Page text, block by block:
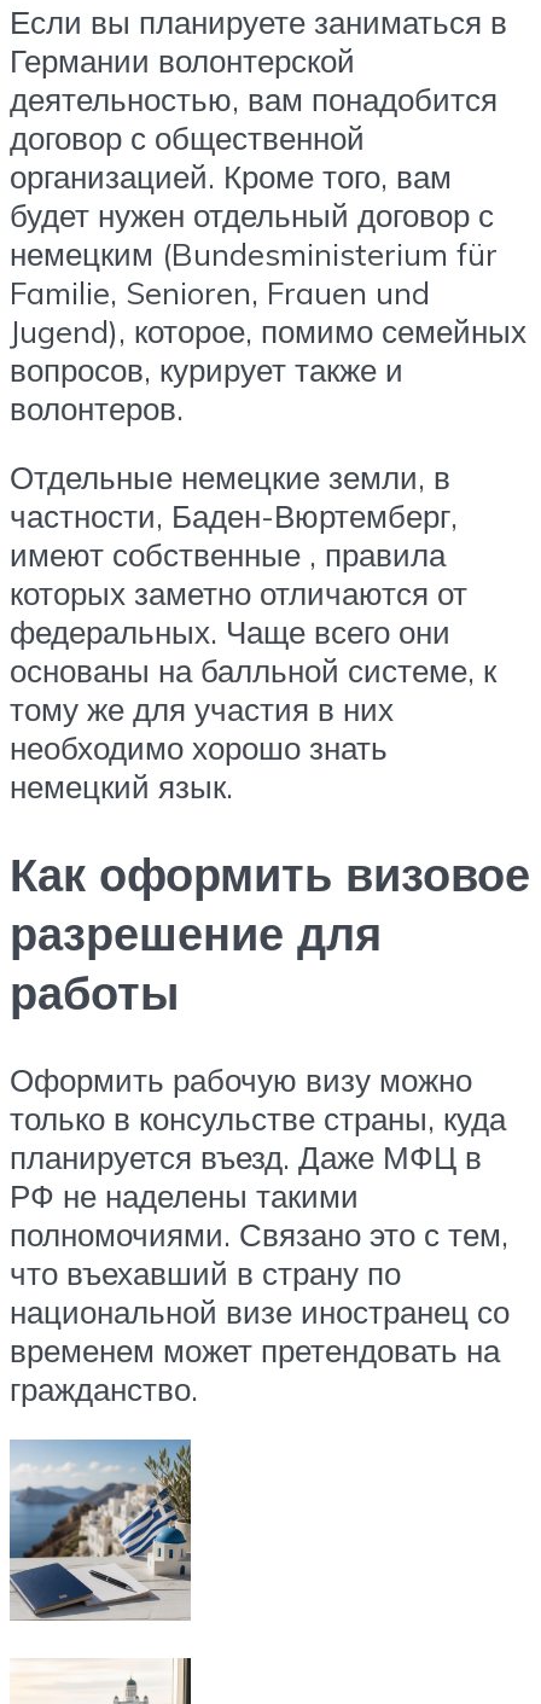
Если вы планируете заниматься в
Германии волонтерской
деятельностью, вам понадобится
договор с общественной
организацией. Кроме того, вам
будет нужен отдельный договор с
немецким (Bundesministerium für
Familie, Senioren, Frauen und
Jugend), которое, помимо семейных
вопросов, курирует также и
волонтеров.
Отдельные немецкие земли, в
частности, Баден-Вюртемберг,
имеют собственные , правила
которых заметно отличаются от
федеральных. Чаще всего они
основаны на балльной системе, к
тому же для участия в них
необходимо хорошо знать
немецкий язык.
Как оформить визовое
разрешение для
работы
Оформить рабочую визу можно
только в консульстве страны, куда
планируется въезд. Даже МФЦ в
РФ не наделены такими
полномочиями. Связано это с тем,
что въехавший в страну по
национальной визе иностранец со
временем может претендовать на
гражданство.